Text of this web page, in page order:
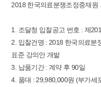
2018 한국의료분쟁조정중재
1. 조달청 입찰공고 번호 : 제
2. 입찰건명 : 2018 한국의료분
표준 강의안 개발
3. 납품기간 : 계약 후 90일
4. 품대 : 29,980,000원 (부가세